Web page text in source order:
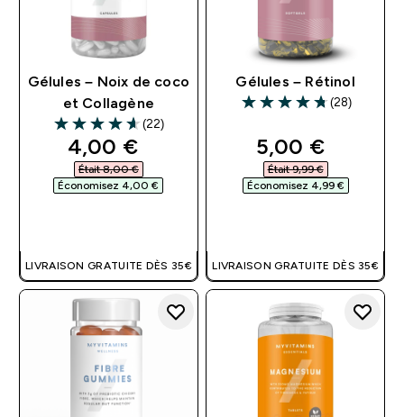
Gélules – Noix de coco
et Collagène
4.64 out of 5 stars
(22)
discounted price
4,00 €‎
Était 8,00 €‎
Économisez 4,00 €‎
LIVRAISON GRATUITE DÈS 35€
Gélules – Rétinol
4.75 out of 5 stars
(28)
discounted
5,00 €‎
Était 9,99 €‎
Économisez 4,99 €‎
LIVRAISON GRATUITE DÈS 35€